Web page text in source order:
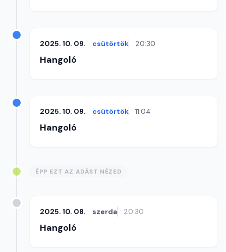
2025. 10. 09. csütörtök 20:30
Hangoló
2025. 10. 09. csütörtök 11:04
Hangoló
ÉPP EZT AZ ADÁST NÉZED
2025. 10. 08. szerda 20:30
Hangoló